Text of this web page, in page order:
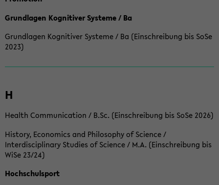
Grundlagen Kognitiver Systeme / Ba
Grundlagen Kognitiver Systeme / Ba (Einschreibung bis SoSe
2023)
H
Health Communication / B.Sc. (Einschreibung bis SoSe 2026)
History, Economics and Philosophy of Science /
Interdisciplinary Studies of Science / M.A. (Einschreibung bis
WiSe 23/24)
Hochschulsport